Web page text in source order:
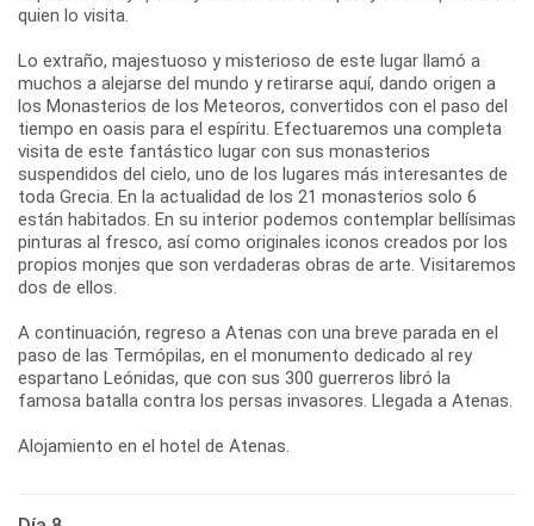
quien lo visita.
Lo extraño, majestuoso y misterioso de este lugar llamó a
muchos a alejarse del mundo y retirarse aquí, dando origen a
los Monasterios de los Meteoros, convertidos con el paso del
tiempo en oasis para el espíritu. Efectuaremos una completa
visita de este fantástico lugar con sus monasterios
suspendidos del cielo, uno de los lugares más interesantes de
toda Grecia. En la actualidad de los 21 monasterios solo 6
están habitados. En su interior podemos contemplar bellísimas
pinturas al fresco, así como originales iconos creados por los
propios monjes que son verdaderas obras de arte. Visitaremos
dos de ellos.
A continuación, regreso a Atenas con una breve parada en el
paso de las Termópilas, en el monumento dedicado al rey
espartano Leónidas, que con sus 300 guerreros libró la
famosa batalla contra los persas invasores. Llegada a Atenas.
Alojamiento en el hotel de Atenas.